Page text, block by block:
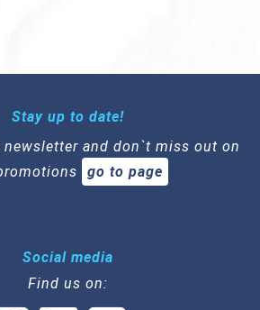
Stay up to date!
and don`t miss out on
go to page
Social media
Find us on: